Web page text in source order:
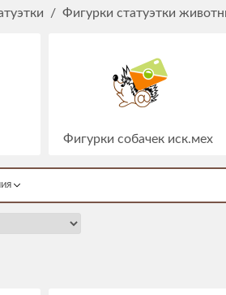
/ Фигурки статуэтки
Фигурки собачек иск.мех